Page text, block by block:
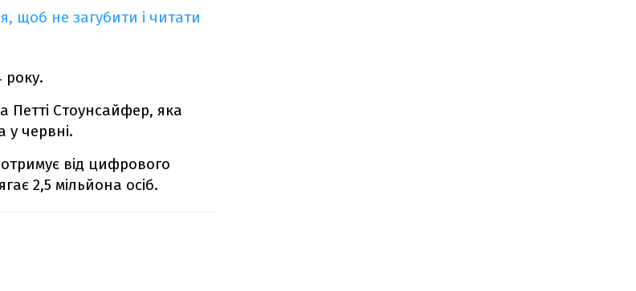
щоб не загубити і читати
року.
Петті Стоунсайфер, яка
у червні.
від цифрового
2,5 мільйона осіб.